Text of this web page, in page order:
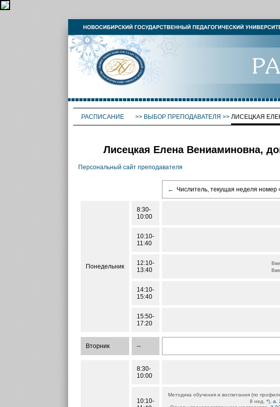
РАСПИСАНИЕ >> ВЫБОР ПРЕПОДАВАТЕЛЯ >> ЛИСЕЦКАЯ
Лисецкая Елена Вениаминовна,
Персональный сайт преподавателя
← Числитель, текущая неделя номер
Понедельник
8:30-
10:00
10:10-
11:40
12:10-
13:40
14:10-
15:40
15:50-
17:20
Вторник --
8:30-
10:00
10:10-
Методика обучения и воспитания (по
8 нед. *), а.